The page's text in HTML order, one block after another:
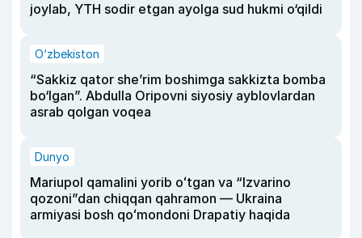
joylab, YTH sodir etgan ayolga sud hukmi o‘qildi
O‘zbekiston
“Sakkiz qator she’rim boshimga sakkizta bomba
bo‘lgan”. Abdulla Oripovni siyosiy ayblovlardan
asrab qolgan voqea
Dunyo
Mariupol qamalini yorib oʻtgan va “Izvarino
qozoni”dan chiqqan qahramon — Ukraina
armiyasi bosh qoʻmondoni Drapatiy haqida